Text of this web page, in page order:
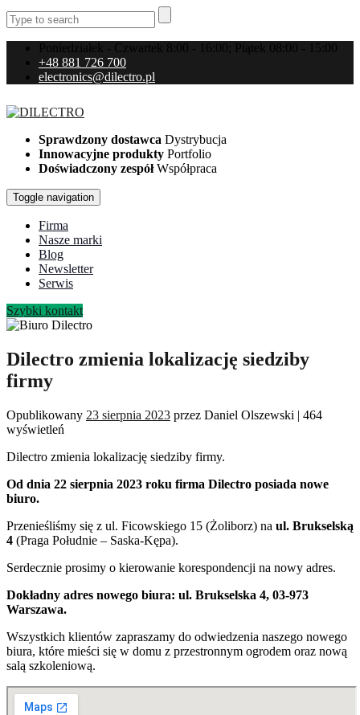
Poniedziałek - Czwartek 8:00 - 16:00; Piątek 08:00 - 15:00
+48 881 726 700
electronics@dilectro.pl
Sprawdzony dostawca Dystrybucja
Innowacyjne produkty Portfolio
Doświadczony zespół Współpraca
Toggle navigation
Firma
Nasze marki
Blog
Newsletter
Serwis
Szybki kontakt
Dilectro zmienia lokalizację siedziby
firmy
Opublikowany 23 sierpnia 2023 przez Daniel Olszewski | 464
wyświetleń
Dilectro zmienia lokalizację siedziby firmy.
Od dnia 22 sierpnia 2023 roku firma Dilectro posiada nowe
biuro.
Przenieśliśmy się z ul. Ficowskiego 15 (Żoliborz) na ul. Brukselską
4 (Praga Południe – Saska-Kępa).
Serdecznie prosimy o kierowanie korespondencji na nowy adres.
Dokładny adres nowego biura: ul. Brukselska 4, 03-973
Warszawa.
Wszystkich klientów zapraszamy do odwiedzenia naszego nowego
biura, które mieści się w domu z przestronnym ogrodem oraz nową
salą szkoleniową.